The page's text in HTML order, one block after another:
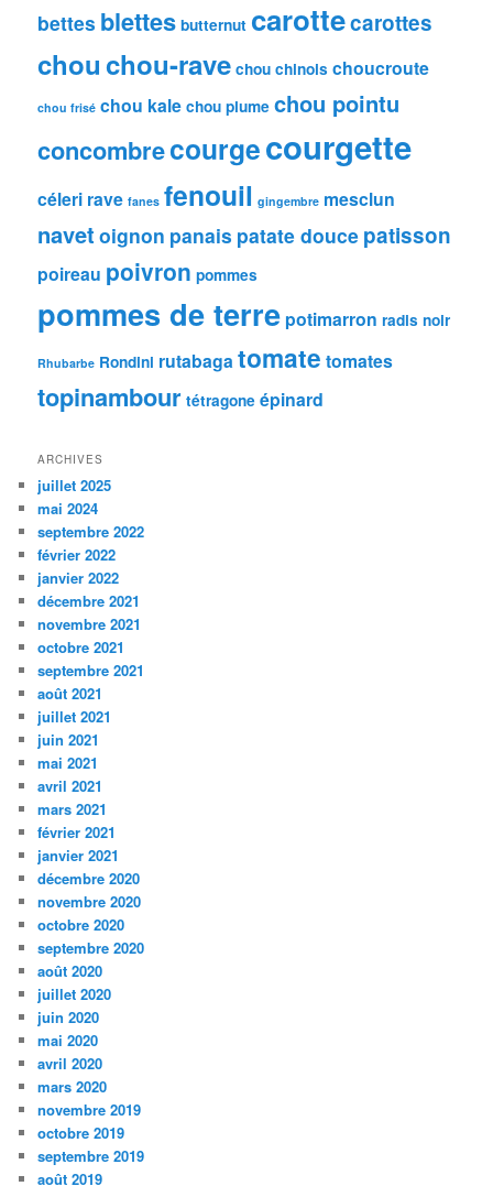
bettes blettes butternut carottecarottes
chouchou-rave chou chinois choucroute
chou frisé chou kale chou plume chou pointu
concombrecourgecourgette
céleri rave fanes fenouil gingembre mesclun
navet oignon panais patate douce patisson
poireau poivron pommes
pommes de terre potimarron radis noir
Rhubarbe Rondini rutabagatomate tomates
topinambour tétragone épinard
ARCHIVES
juillet 2025
mai 2024
septembre 2022
février 2022
janvier 2022
décembre 2021
novembre 2021
octobre 2021
septembre 2021
août 2021
juillet 2021
juin 2021
mai 2021
avril 2021
mars 2021
février 2021
janvier 2021
décembre 2020
novembre 2020
octobre 2020
septembre 2020
août 2020
juillet 2020
juin 2020
mai 2020
avril 2020
mars 2020
novembre 2019
octobre 2019
septembre 2019
août 2019